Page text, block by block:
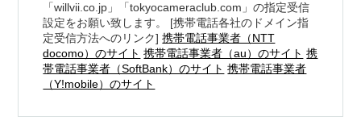
「willvii.co.jp」「tokyocameraclub.com」の指定受信
設定をお願い致します。 [携帯電話各社のドメイン指
定受信方法へのリンク]携帯電話事業者（NTT
docomo）のサイト 携帯電話事業者（au）のサイト 携
帯電話事業者（SoftBank）のサイト 携帯電話事業者
（Y!mobile）のサイト